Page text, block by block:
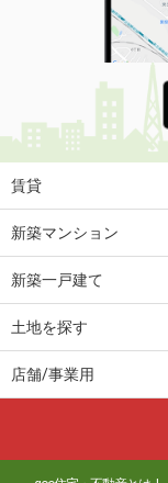
賃貸
新築マンション
新築一戸建て
土地を探す
店舗/事業用